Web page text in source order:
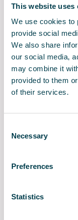
This website uses
We use cookies to
provide social
We also share
our social media,
may combine it
provided to them
of their services.
Selection
Necessary
Preferences
Statistics
sicherstellt.
Saubere Luft als
oder Kauflösung
Zuverlässige